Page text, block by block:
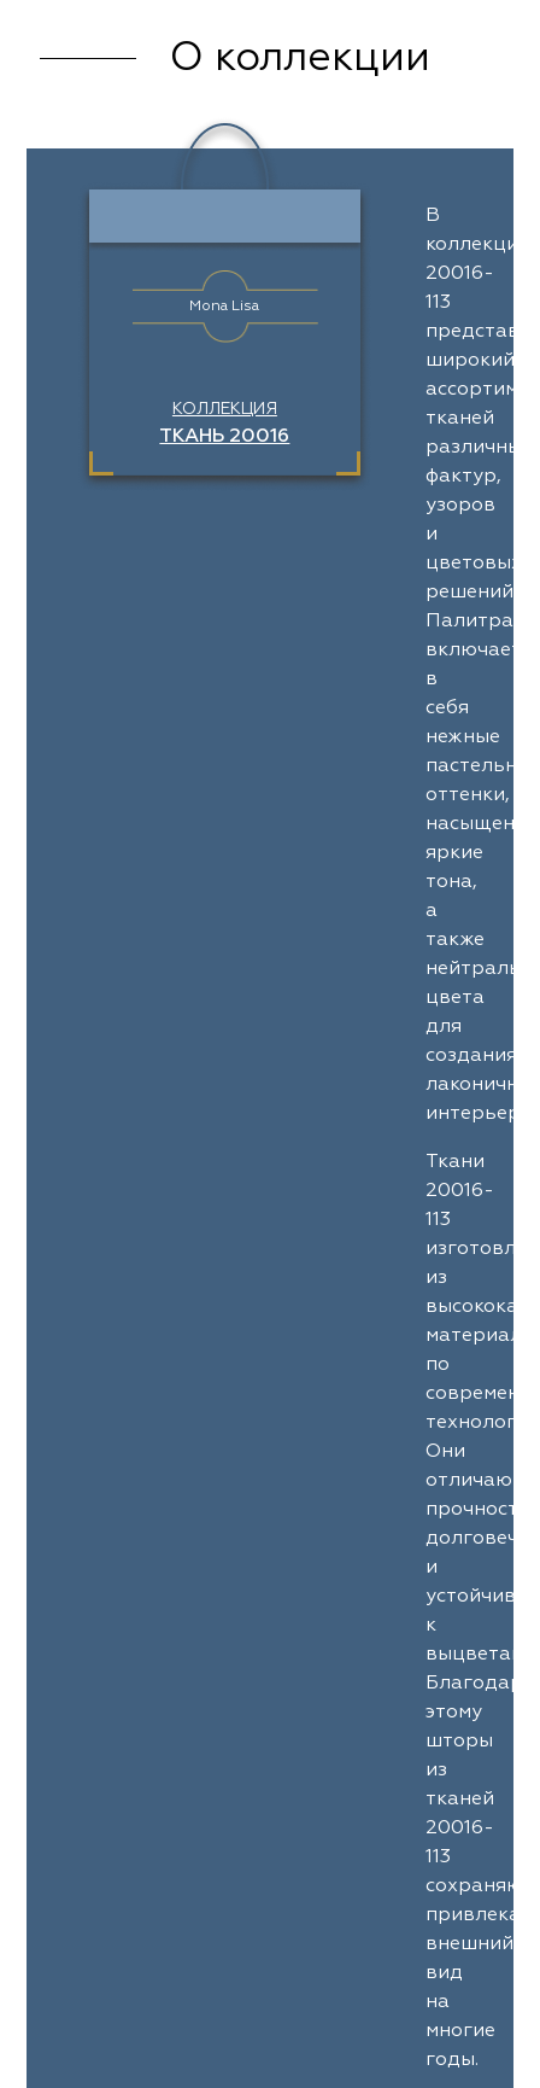
О коллекции
Mona Lisa
КОЛЛЕКЦИЯ
ТКАНЬ 20016
В
коллекции
20016-
113
широкий
тканей
различных
фактур,
узоров
и
цветовых
решений.
Палитра
включает
в
себя
нежные
оттенки,
яркие
тона,
а
также
цвета
для
создания
Ткани
20016-
113
из
по
Они
и
к
Благодаря
этому
шторы
из
тканей
20016-
113
сохраняют
внешний
вид
на
многие
годы.